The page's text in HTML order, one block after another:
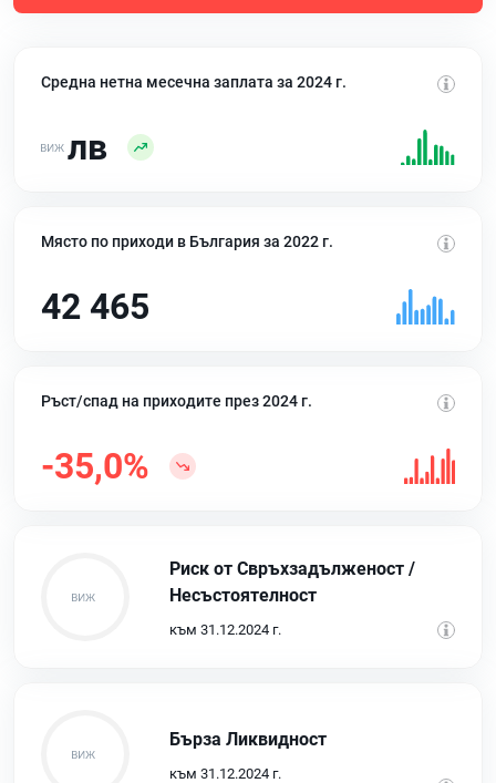
Средна нетна месечна заплата за 2024 г.
лв
Място по приходи в България за 2022 г.
42 465
Ръст/спад на приходите през 2024 г.
-35,0%
Риск от Свръхзадълженост /
Несъстоятелност
към 31.12.2024 г.
Бърза Ликвидност
към 31.12.2024 г.